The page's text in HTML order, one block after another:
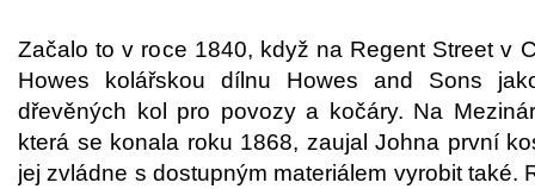
Začalo to v roce 1840, když na Regent Street v
Howes kolářskou dílnu Howes and Sons
dřevěných kol pro povozy a kočáry. Na
která se konala roku 1868, zaujal Johna první
jej zvládne s dostupným materiálem vyrobit také.